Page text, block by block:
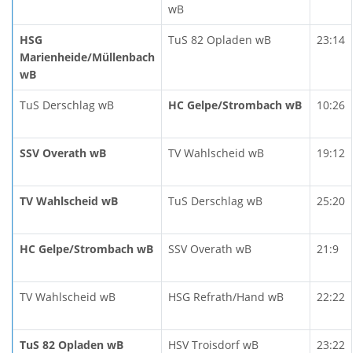
wB
HSG
Marienheide/Müllenbach
wB
TuS 82 Opladen wB 23:14
TuS Derschlag wB HC Gelpe/Strombach wB 10:26
SSV Overath wB TV Wahlscheid wB 19:12
TV Wahlscheid wB TuS Derschlag wB 25:20
HC Gelpe/Strombach wB SSV Overath wB 21:9
TV Wahlscheid wB HSG Refrath/Hand wB 22:22
TuS 82 Opladen wB HSV Troisdorf wB 23:22